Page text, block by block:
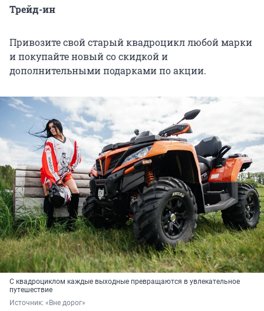
Трейд-ин
Привозите свой старый квадроцикл любой марки
и покупайте новый со скидкой и
дополнительными подарками по акции.
С квадроциклом каждые выходные превращаются в увлекательное
путешествие
Источник: «Вне дорог»